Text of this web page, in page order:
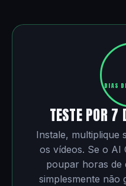
DIAS
TESTE POR 7
Instale, multiplique
os vídeos. Se o AI
poupar horas
simplesmente